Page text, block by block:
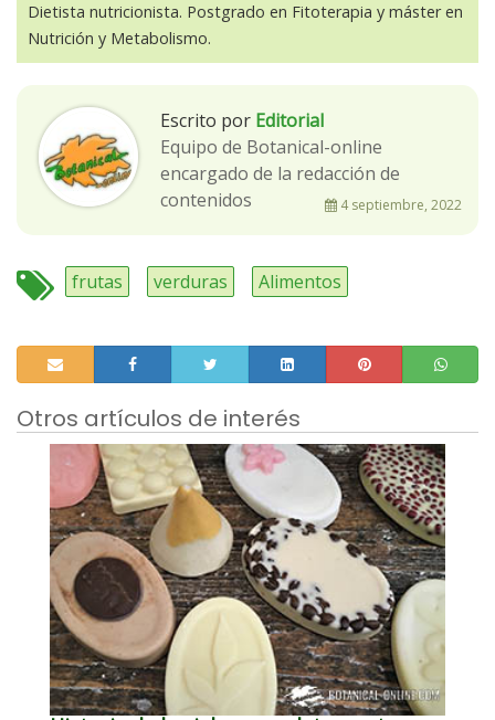
Dietista nutricionista. Postgrado en Fitoterapia y máster en
Nutrición y Metabolismo.
Escrito por Editorial
Equipo de Botanical-online
encargado de la redacción de
contenidos
4 septiembre, 2022
frutas verduras Alimentos
Otros artículos de interés